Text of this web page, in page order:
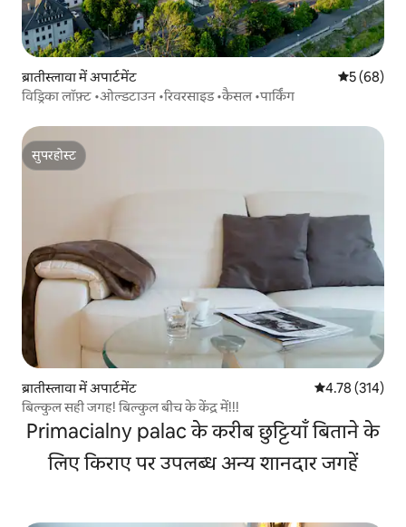
ब्रातीस्लावा में अपार्टमेंट औसत रेटिंग
5 (68)
विड्रिका लॉफ़्ट •ओल्डटाउन •रिवरसाइड •कैसल •पार्किंग
सुपरहोस्ट
सुपरहोस्ट
ब्रातीस्लावा में अपार्टमेंट औसत रेटिंग 5 में से
4.78 (314)
बिल्कुल सही जगह! बिल्कुल बीच के केंद्र में!!!
Primacialny palac के करीब छुट्टियाँ बिताने के
लिए किराए पर उपलब्ध अन्य शानदार जगहें